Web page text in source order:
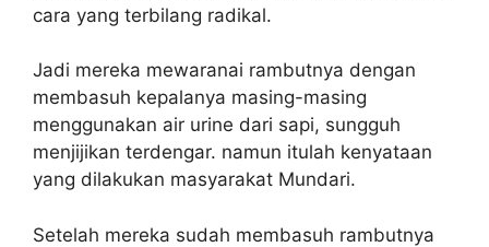
cara yang terbilang radikal.
Jadi mereka mewaranai rambutnya dengan
membasuh kepalanya masing-masing
menggunakan air urine dari sapi, sungguh
menjijikan terdengar. namun itulah kenyataan
yang dilakukan masyarakat Mundari.
Setelah mereka sudah membasuh rambutnya